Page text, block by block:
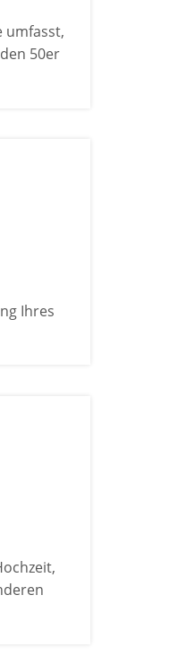
umfasst,
50er
Ihres